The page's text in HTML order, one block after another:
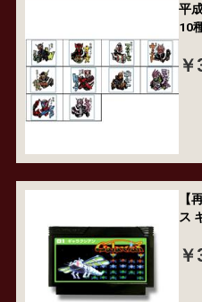
平
10
【
ス